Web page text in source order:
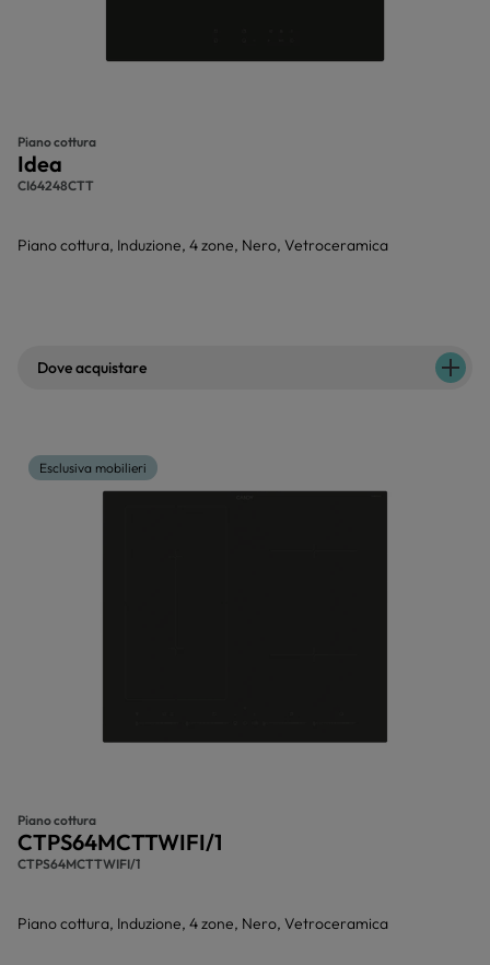
Piano cottura
Idea
CI64248CTT
Piano cottura, Induzione, 4 zone, Nero, Vetroceramica
Dove acquistare
Esclusiva mobilieri
Piano cottura
CTPS64MCTTWIFI/1
CTPS64MCTTWIFI/1
Piano cottura, Induzione, 4 zone, Nero, Vetroceramica